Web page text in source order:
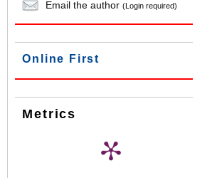
Email the author(Login required)
Online First
Metrics